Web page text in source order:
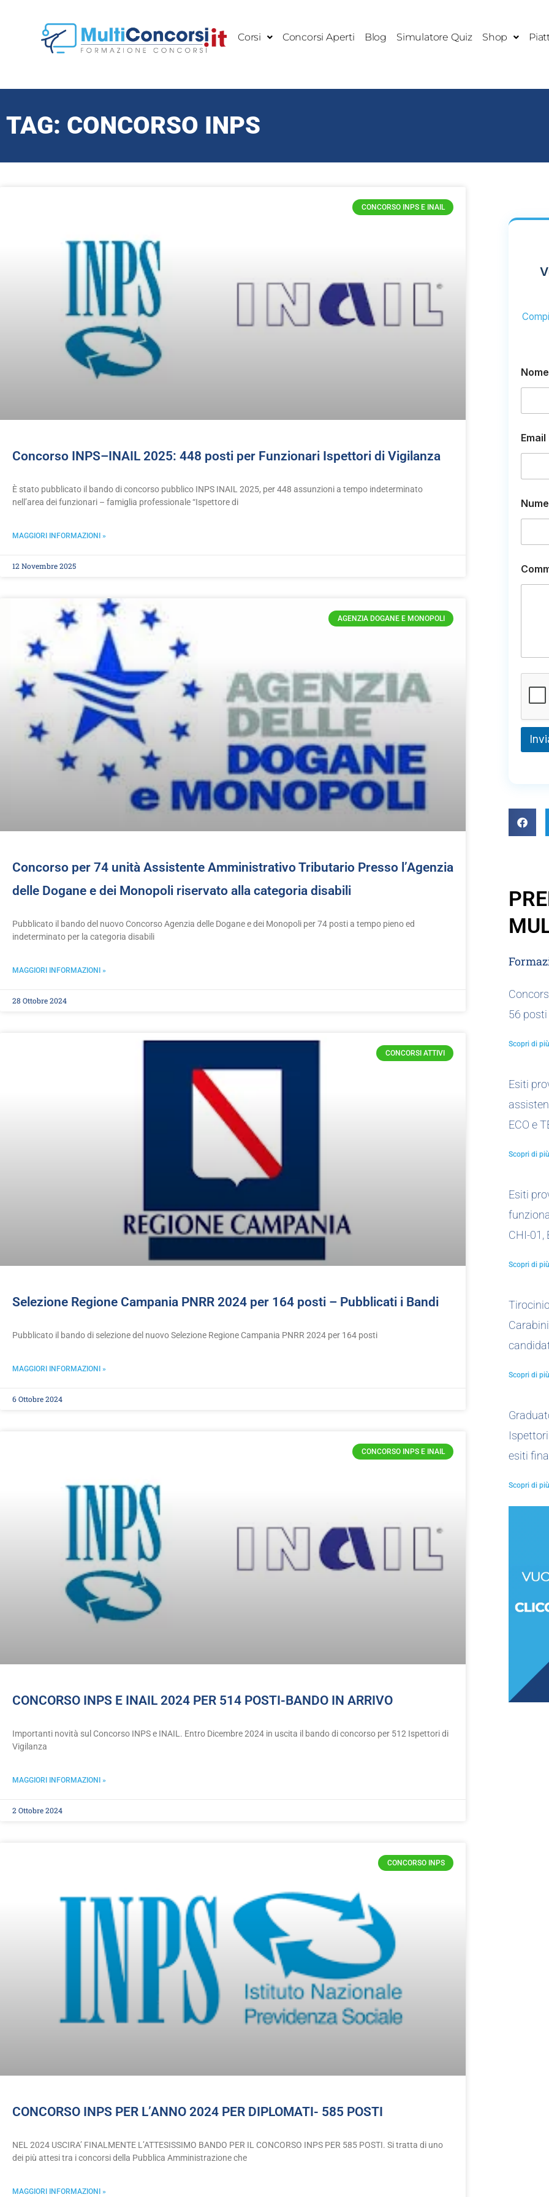
contenuto
Corsi Concorsi Aperti Blog Simulatore Quiz Shop
TAG: CONCORSO INPS
CONCORSO INPS E INAIL
Concorso INPS–INAIL 2025: 448 posti per Funzionari Ispettori di Vigilanza
È stato pubblicato il bando di concorso pubblico INPS INAIL 2025, per 448 assunzioni a tempo indeterminato
nell’area dei funzionari – famiglia professionale “Ispettore di
MAGGIORI INFORMAZIONI »
12 Novembre 2025
AGENZIA DOGANE E MONOPOLI
Concorso per 74 unità Assistente Amministrativo Tributario Presso l’Agenzia
delle Dogane e dei Monopoli riservato alla categoria disabili
Pubblicato il bando del nuovo Concorso Agenzia delle Dogane e dei Monopoli per 74 posti a tempo pieno ed
indeterminato per la categoria disabili
MAGGIORI INFORMAZIONI »
28 Ottobre 2024
CONCORSI ATTIVI
Selezione Regione Campania PNRR 2024 per 164 posti – Pubblicati i Bandi
Pubblicato il bando di selezione del nuovo Selezione Regione Campania PNRR 2024 per 164 posti
MAGGIORI INFORMAZIONI »
6 Ottobre 2024
CONCORSO INPS E INAIL
CONCORSO INPS E INAIL 2024 PER 514 POSTI-BANDO IN ARRIVO
Importanti novità sul Concorso INPS e INAIL. Entro Dicembre 2024 in uscita il bando di concorso per 512 Ispettori di
Vigilanza
MAGGIORI INFORMAZIONI »
2 Ottobre 2024
CONCORSO INPS
CONCORSO INPS PER L’ANNO 2024 PER DIPLOMATI- 585 POSTI
NEL 2024 USCIRA’ FINALMENTE L’ATTESISSIMO BANDO PER IL CONCORSO INPS PER 585 POSTI. Si tratta di uno
dei più attesi tra i concorsi della Pubblica Amministrazione che
MAGGIORI INFORMAZIONI »
e
C
e
n
t
Email
56
Scopri di
Esiti
ECO e
Scopri di
Esiti
CHI-01,
Scopri di
Scopri di
esiti
Scopri di